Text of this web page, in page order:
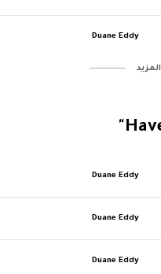
Duane Eddy
‏المزيد
Duane Eddy
Duane Eddy
Duane Eddy